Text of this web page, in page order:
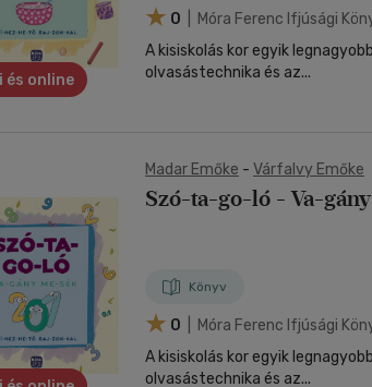
és online
0
| Móra Ferenc Ifjúsági
A kisiskolás kor egyik
olvasástechnika és az...
Madar Emőke - Várfalvy Emőke
Szó-ta-go-ló - Va-
Könyv
0
| Móra Ferenc Ifjúsági
A kisiskolás kor egyik
olvasástechnika és az...